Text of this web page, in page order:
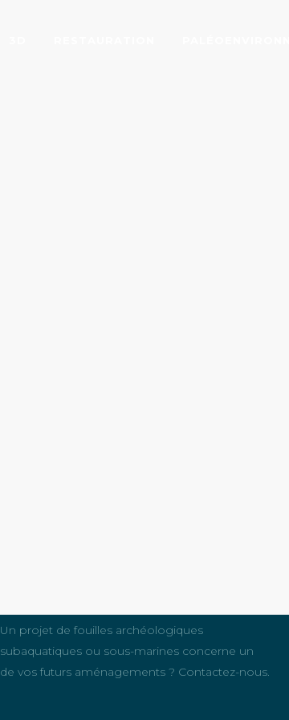
Un projet de fouilles archéologiques
subaquatiques ou sous-marines concerne un
de vos futurs aménagements ? Contactez-nous.